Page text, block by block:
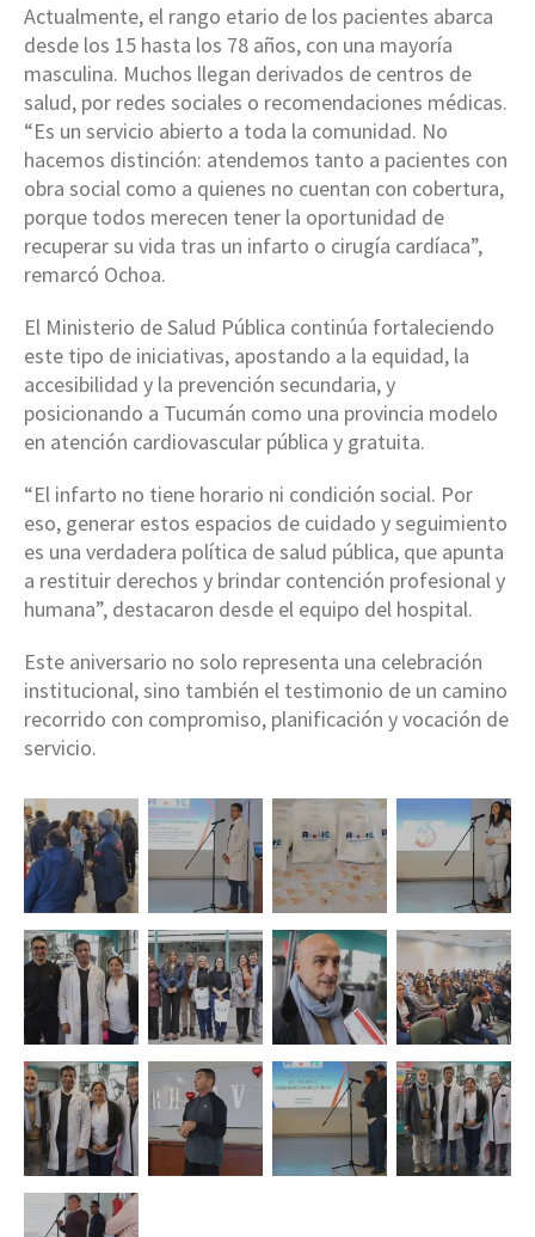
Actualmente, el rango etario de los pacientes abarca
desde los 15 hasta los 78 años, con una mayoría
masculina. Muchos llegan derivados de centros de
salud, por redes sociales o recomendaciones médicas.
“Es un servicio abierto a toda la comunidad. No
hacemos distinción: atendemos tanto a pacientes con
obra social como a quienes no cuentan con cobertura,
porque todos merecen tener la oportunidad de
recuperar su vida tras un infarto o cirugía cardíaca”,
remarcó Ochoa.
El Ministerio de Salud Pública continúa fortaleciendo
este tipo de iniciativas, apostando a la equidad, la
accesibilidad y la prevención secundaria, y
posicionando a Tucumán como una provincia modelo
en atención cardiovascular pública y gratuita.
“El infarto no tiene horario ni condición social. Por
eso, generar estos espacios de cuidado y seguimiento
es una verdadera política de salud pública, que apunta
a restituir derechos y brindar contención profesional y
humana”, destacaron desde el equipo del hospital.
Este aniversario no solo representa una celebración
institucional, sino también el testimonio de un camino
recorrido con compromiso, planificación y vocación de
servicio.